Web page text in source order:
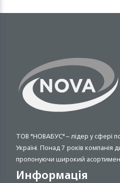
ТОВ "НОВАБУС" – лідер у сфері
Україні. Понад 7 років компанія
пропонуючи широкий
Информація